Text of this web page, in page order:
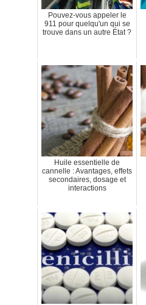
Pouvez-vous appeler le
911 pour quelqu'un qui se
trouve dans un autre État ?
Huile essentielle de
cannelle : Avantages, effets
secondaires, dosage et
interactions